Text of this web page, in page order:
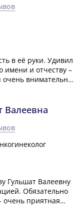
в её руки. Удивил
имени и отчеству –
внимательно
Валеевна
Гульшат Валеевну
Обязательно
очень приятная